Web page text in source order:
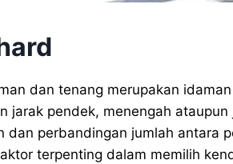
dan tenang merupakan
jarak pendek, menengah
dan perbandingan jumlah antara
terpenting dalam memilih